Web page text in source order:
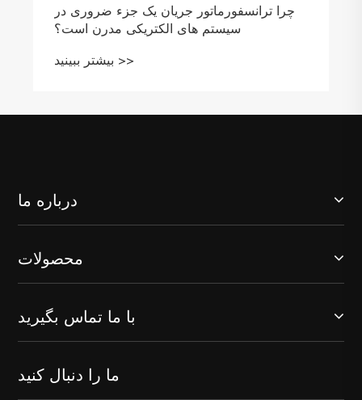
چرا ترانسفورماتور جریان یک جزء ضروری در
سیستم های الکتریکی مدرن است؟
بیشتر ببینید >>
درباره ما
محصولات
با ما تماس بگیرید
ما را دنبال کنید